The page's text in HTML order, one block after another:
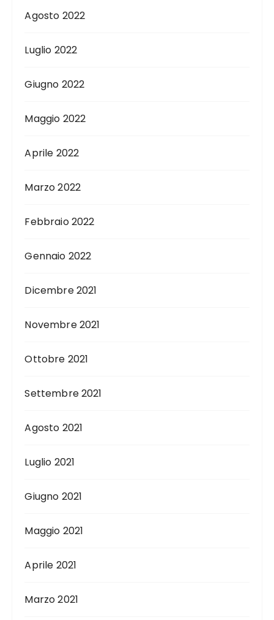
Agosto 2022
Luglio 2022
Giugno 2022
Maggio 2022
Aprile 2022
Marzo 2022
Febbraio 2022
Gennaio 2022
Dicembre 2021
Novembre 2021
Ottobre 2021
Settembre 2021
Agosto 2021
Luglio 2021
Giugno 2021
Maggio 2021
Aprile 2021
Marzo 2021